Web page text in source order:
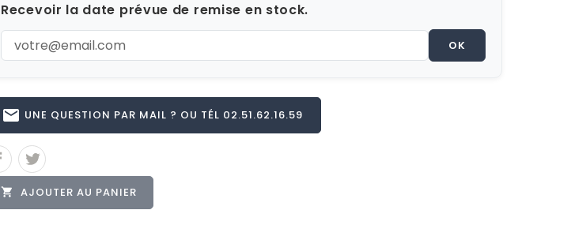
Recevoir la date prévue de remise en stock.
OK
email UNE QUESTION PAR MAIL ? OU TÉL 02.51.62.16.59
 AJOUTER AU PANIER